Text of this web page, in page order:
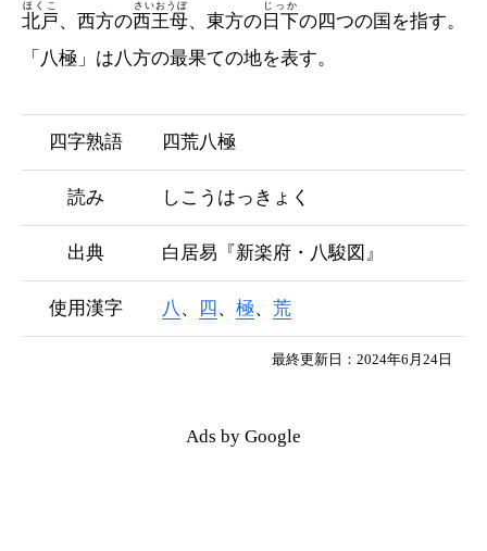
北戸
ほくこ
、西方の西王母
さいおうぼ
、東方の 日下
じっか
の四つの国を指す。
「八極」は八方の最果ての地を表す。
四字熟語 四荒八極
読み しこうはっきょく
出典 白居易『新楽府・八駿図』
使用漢字 八 、 四、 極、 荒
最終更新日：2024年6月24日
Ads by Google